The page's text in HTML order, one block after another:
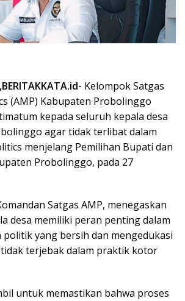
Kelompok Satgas
(AMP) Kabupaten Probolinggo
kepada seluruh kepala desa
agar tidak terlibat dalam
menjelang Pemilihan Bupati dan
Probolinggo, pada 27
Satgas AMP, menegaskan
desa memiliki peran penting dalam
politik yang bersih dan mengedukasi
terjebak dalam praktik kotor
untuk memastikan bahwa proses